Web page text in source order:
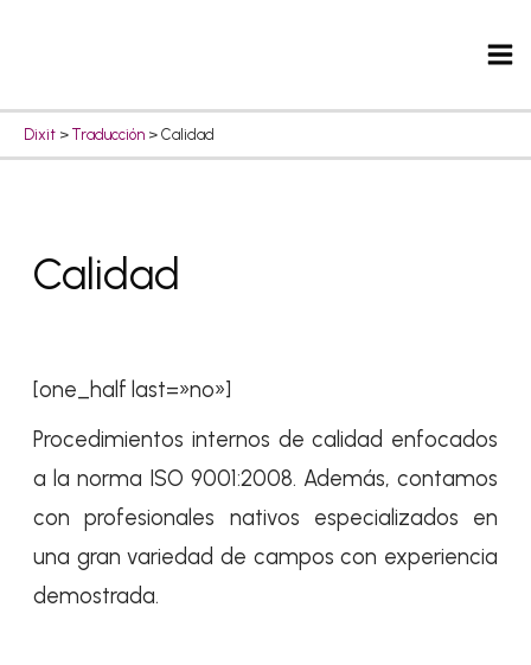
Dixit > Traducción > Calidad
Calidad
[one_half last=»no»]
Procedimientos internos de calidad enfocados
a la norma ISO 9001:2008. Además, contamos
con profesionales nativos especializados en
una gran variedad de campos con experiencia
demostrada.